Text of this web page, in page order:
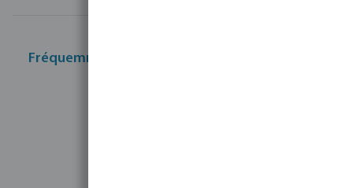
Fréquemment achetés ensemble